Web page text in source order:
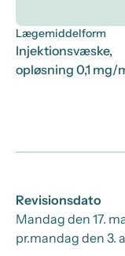
Lægemiddelform
Injektionsvæske,
opløsning 0,1 mg/
Revisionsdato
Mandag den 17.
pr.mandag den 3.